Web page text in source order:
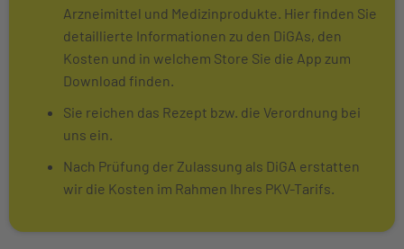
Arzneimittel und Medizinprodukte. Hier finden Sie
detaillierte Informationen zu den DiGAs, den
Kosten und in welchem Store Sie die App zum
Download finden.
Sie reichen das Rezept bzw. die Verordnung bei
uns ein.
Nach Prüfung der Zulassung als DiGA erstatten
wir die Kosten im Rahmen Ihres PKV-Tarifs.